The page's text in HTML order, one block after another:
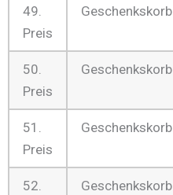
49.
Preis
Geschenkskorb
50.
Preis
Geschenkskorb
51.
Preis
Geschenkskorb
52.
Geschenkskorb